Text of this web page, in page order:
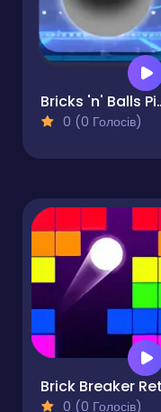
Bricks
0 (0 Голосів)
0 (0 Голосів)